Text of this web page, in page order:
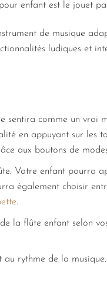
enfant est le jouet
de musique
ludiques et
sentira comme un vrai
en appuyant sur les
aux boutons de
Votre enfant pourra
également choisir
.
la flûte enfant selon
rythme de la